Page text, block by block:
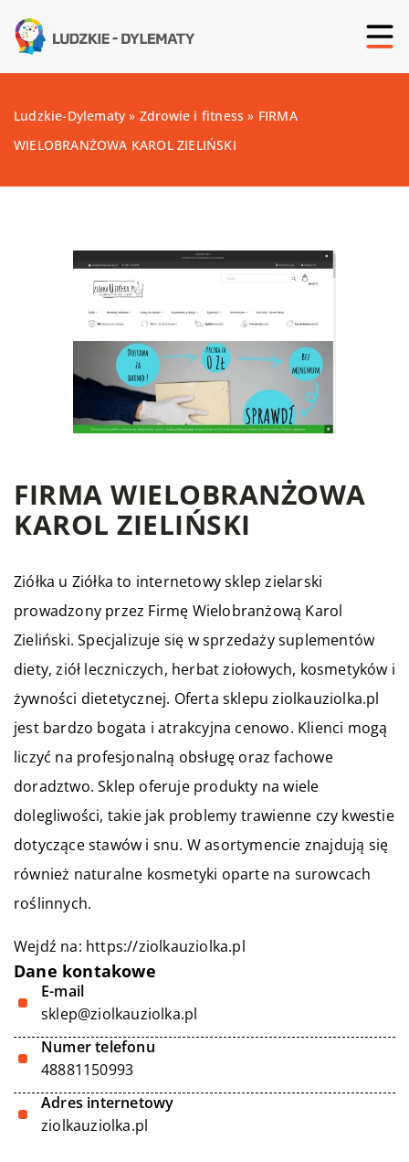
Ludzkie-Dylematy » Zdrowie i fitness » FIRMA
WIELOBRANŻOWA KAROL ZIELIŃSKI
FIRMA WIELOBRANŻOWA
KAROL ZIELIŃSKI
Ziółka u Ziółka to internetowy sklep zielarski
prowadzony przez Firmę Wielobranżową Karol
Zieliński. Specjalizuje się w sprzedaży suplementów
diety, ziół leczniczych, herbat ziołowych, kosmetyków i
żywności dietetycznej. Oferta sklepu ziolkauziolka.pl
jest bardzo bogata i atrakcyjna cenowo. Klienci mogą
liczyć na profesjonalną obsługę oraz fachowe
doradztwo. Sklep oferuje produkty na wiele
dolegliwości, takie jak problemy trawienne czy kwestie
dotyczące stawów i snu. W asortymencie znajdują się
również naturalne kosmetyki oparte na surowcach
roślinnych.
Wejdź na: https://ziolkauziolka.pl
Dane kontakowe
E-mail
sklep@ziolkauziolka.pl
Numer telefonu
48881150993
Adres internetowy
ziolkauziolka.pl